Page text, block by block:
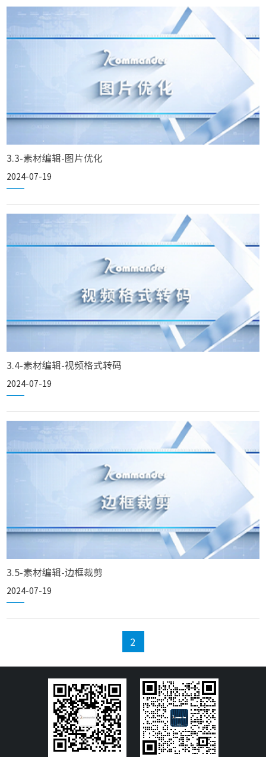
3.3-素材编辑-图片优化
2024-07-19
3.4-素材编辑-视频格式转码
2024-07-19
3.5-素材编辑-边框裁剪
2024-07-19
2